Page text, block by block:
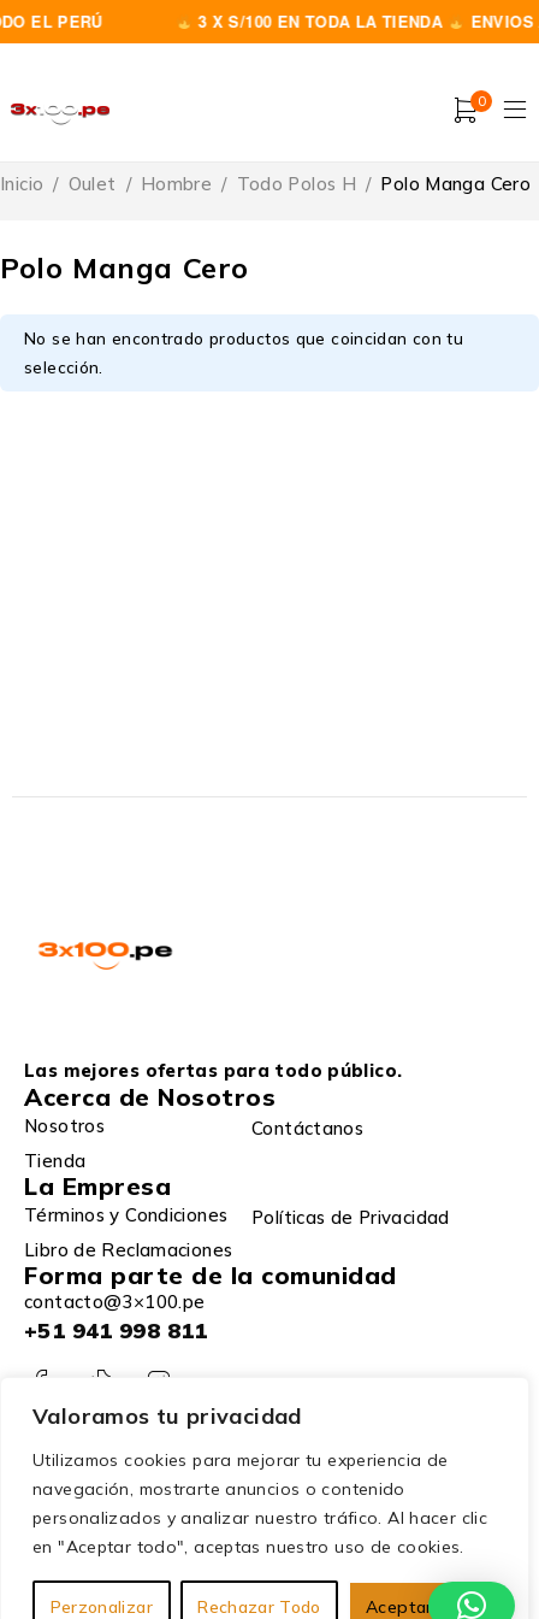
Valoramos tu privacidad
Utilizamos cookies para mejorar tu experiencia de
navegación, mostrarte anuncios o contenido
personalizados y analizar nuestro tráfico. Al hacer clic
en "Aceptar todo", aceptas nuestro uso de cookies.
Perzonalizar Rechazar Todo Aceptar Todo
EL PERÚ 3 X S/100 EN TODA LA TIENDA ENVIOS
0
Polo Manga Cero
Inicio / Oulet / Hombre / Todo Polos H / Polo Manga Cero
No se han encontrado productos que coincidan con tu
selección.
Las mejores ofertas para todo público.
Acerca de Nosotros
Nosotros
Contáctanos
Tienda
La Empresa
Términos y Condiciones
Políticas de Privacidad
Libro de Reclamaciones
Forma parte de la comunidad
contacto@3×100.pe
+51 941 998 811